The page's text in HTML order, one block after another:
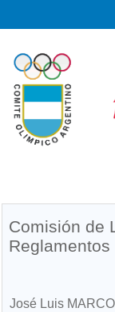
Comisión de
Reglamentos
José Luis MARCO